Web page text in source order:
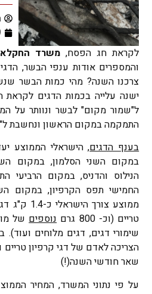
לקראת חג הפסח,משרד
והמספרים אודות ענפי הבשר,
צרכנו השנה? מהי כמות הבשר
ישנה עלייה בכמות הדגים
ל"שמור מקום" לבשר ונוותר על
התמקמה במקום הראשון ונחשבת
בענף הדגים, הישראלי הממוצע
במקום השני הסלמון, במקום
הנילוס והדניס, במקום הרביעי
החמישי תפס הקרפיון, במקום
ממוצע
טריים (וכ- 800 גרם
נוספיםשל
שימורי דגים, דגים מלוחים
שאר חודשי השנה(!)
על פי נתוני המשרד, המחיר